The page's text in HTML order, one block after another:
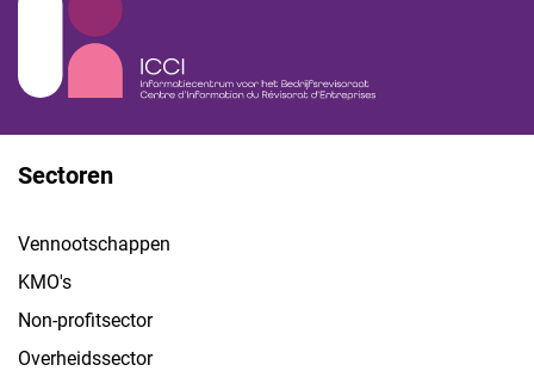
Sectoren
Vennootschappen
KMO's
Non-profitsector
Overheidssector